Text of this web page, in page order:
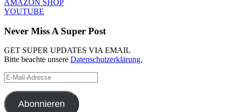
AMAZON SHOP
YOUTUBE
Never Miss A Super Post
GET SUPER UPDATES VIA EMAIL
Bitte beachte unsere Datenschutzerklärung.
E-
Mail-
Adresse
Abonnieren